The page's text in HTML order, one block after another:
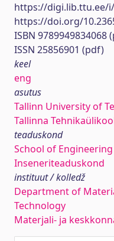
https://digi.lib.ttu.ee/i/
https://doi.org/
ISBN 9789949834068
ISSN 25856901 (pdf)
keel
eng
asutus
Tallinn University of
Tallinna
teaduskond
School of Engineering
Inseneriteaduskond
instituut / kolledž
Department of
Technology
Materjali- ja